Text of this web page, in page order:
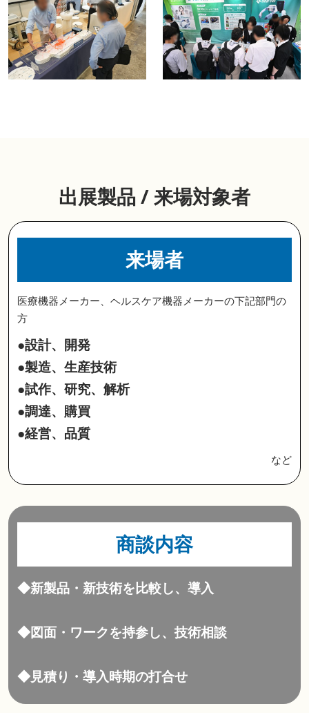
出展製品 / 来場対象者
来場者
医療機器メーカー、ヘルスケア機器メーカーの下記部門の
方
●設計、開発
●製造、生産技術
●試作、研究、解析
●調達、購買
●経営、品質
など
商談内容
◆新製品・新技術を比較し、導入
◆図面・ワークを持参し、技術相談
◆見積り・導入時期の打合せ